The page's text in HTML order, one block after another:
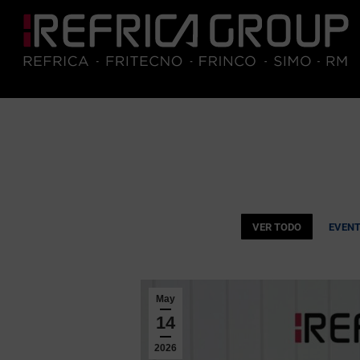
VER TODO
May
14
2026